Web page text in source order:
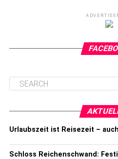
Urlaubszeit ist Reisezeit –
Schloss Reichenschwand: